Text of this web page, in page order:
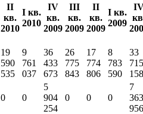
II
кв.
2010
I кв.
2010
IV
кв.
2009
III
кв.
2009
II
кв.
2009
I кв.
2009
19
590
535
9
761
037
36
433
673
26
775
843
17
774
806
8
783
590
33
715
158
0 0
5
904
254
0 0 0
7
363
956